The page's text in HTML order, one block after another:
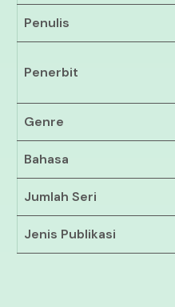
Penulis
Penerbit
Genre
Bahasa
Jumlah Seri
Jenis Publikasi